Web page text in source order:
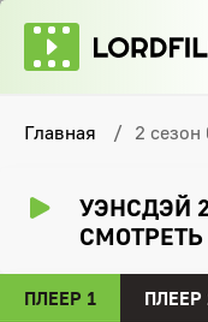
Главная 2 сезон
УЭНСДЭЙ
ПЛЕЕР 1 ПЛЕЕР